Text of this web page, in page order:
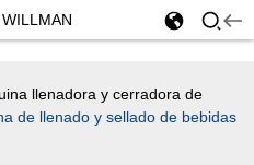
llenadora y cerradora de
de llenado y sellado de bebidas